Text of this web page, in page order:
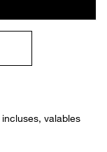
incluses, valables